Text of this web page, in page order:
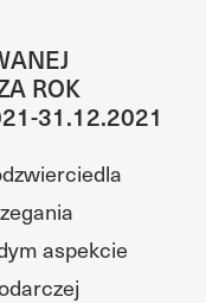
ROK
31.12.2021
aspekcie